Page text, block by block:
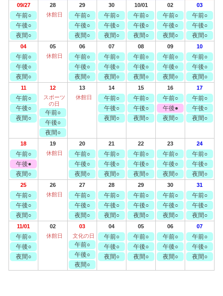
09/27
午前○
午後○
夜間○
28
休館日
29
午前○
午後○
夜間○
30
午前○
午後○
夜間○
10/01
午前○
午後○
夜間○
02
午前○
午後○
夜間○
03
午前○
午後○
夜間○
04
午前○
午後○
夜間○
05
休館日
06
午前○
午後○
夜間○
07
午前○
午後○
夜間○
08
午前○
午後○
夜間○
09
午前○
午後○
夜間○
10
午前○
午後○
夜間○
11
午前○
午後○
夜間○
12
スポーツ
の日
午前○
午後○
夜間○
13
休館日
14
午前○
午後○
夜間○
15
午前○
午後○
夜間○
16
午前○
午後●
夜間○
17
午前○
午後○
夜間○
18
午前○
午後●
夜間○
19
休館日
20
午前○
午後○
夜間○
21
午前○
午後○
夜間○
22
午前○
午後○
夜間○
23
午前○
午後○
夜間○
24
午前○
午後○
夜間○
25
午前○
午後○
夜間○
26
休館日
27
午前○
午後○
夜間○
28
午前○
午後○
夜間○
29
午前○
午後○
夜間○
30
午前○
午後○
夜間○
31
午前○
午後○
夜間○
11/01
午前○
午後○
夜間○
02
休館日
03
文化の日
午前○
午後○
夜間○
04
午前○
午後○
夜間○
05
午前○
午後○
夜間○
06
午前○
午後○
夜間○
07
午前○
午後○
夜間○